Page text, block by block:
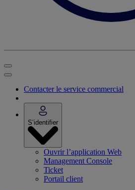
Contacter le service commercial
S’identifier
Ouvrir l’application Web
Management Console
Ticket
Portail client